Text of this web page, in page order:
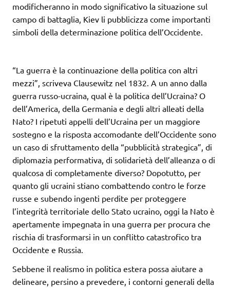
modificheranno in modo significativo la situazione sul
campo di battaglia, Kiev li pubblicizza come importanti
simboli della determinazione politica dell’Occidente.
“La guerra è la continuazione della politica con altri
mezzi”, scriveva Clausewitz nel 1832. A un anno dalla
guerra russo-ucraina, qual è la politica dell’Ucraina? O
dell’America, della Germania e degli altri alleati della
Nato? I ripetuti appelli dell’Ucraina per un maggiore
sostegno e la risposta accomodante dell’Occidente sono
un caso di sfruttamento della “pubblicità strategica”, di
diplomazia performativa, di solidarietà dell’alleanza o di
qualcosa di completamente diverso? Dopotutto, per
quanto gli ucraini stiano combattendo contro le forze
russe e subendo ingenti perdite per proteggere
l’integrità territoriale dello Stato ucraino, oggi la Nato è
apertamente impegnata in una guerra per procura che
rischia di trasformarsi in un conflitto catastrofico tra
Occidente e Russia.
Sebbene il realismo in politica estera possa aiutare a
delineare, persino a prevedere, i contorni generali della